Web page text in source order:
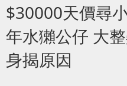
$30000天價尋
年水獺公仔 大
身揭原因